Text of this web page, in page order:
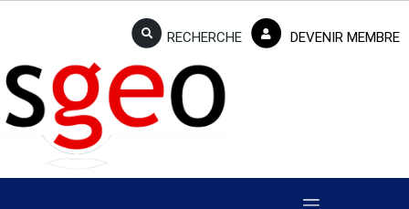
RECHERCHE DEVENIR MEMBRE